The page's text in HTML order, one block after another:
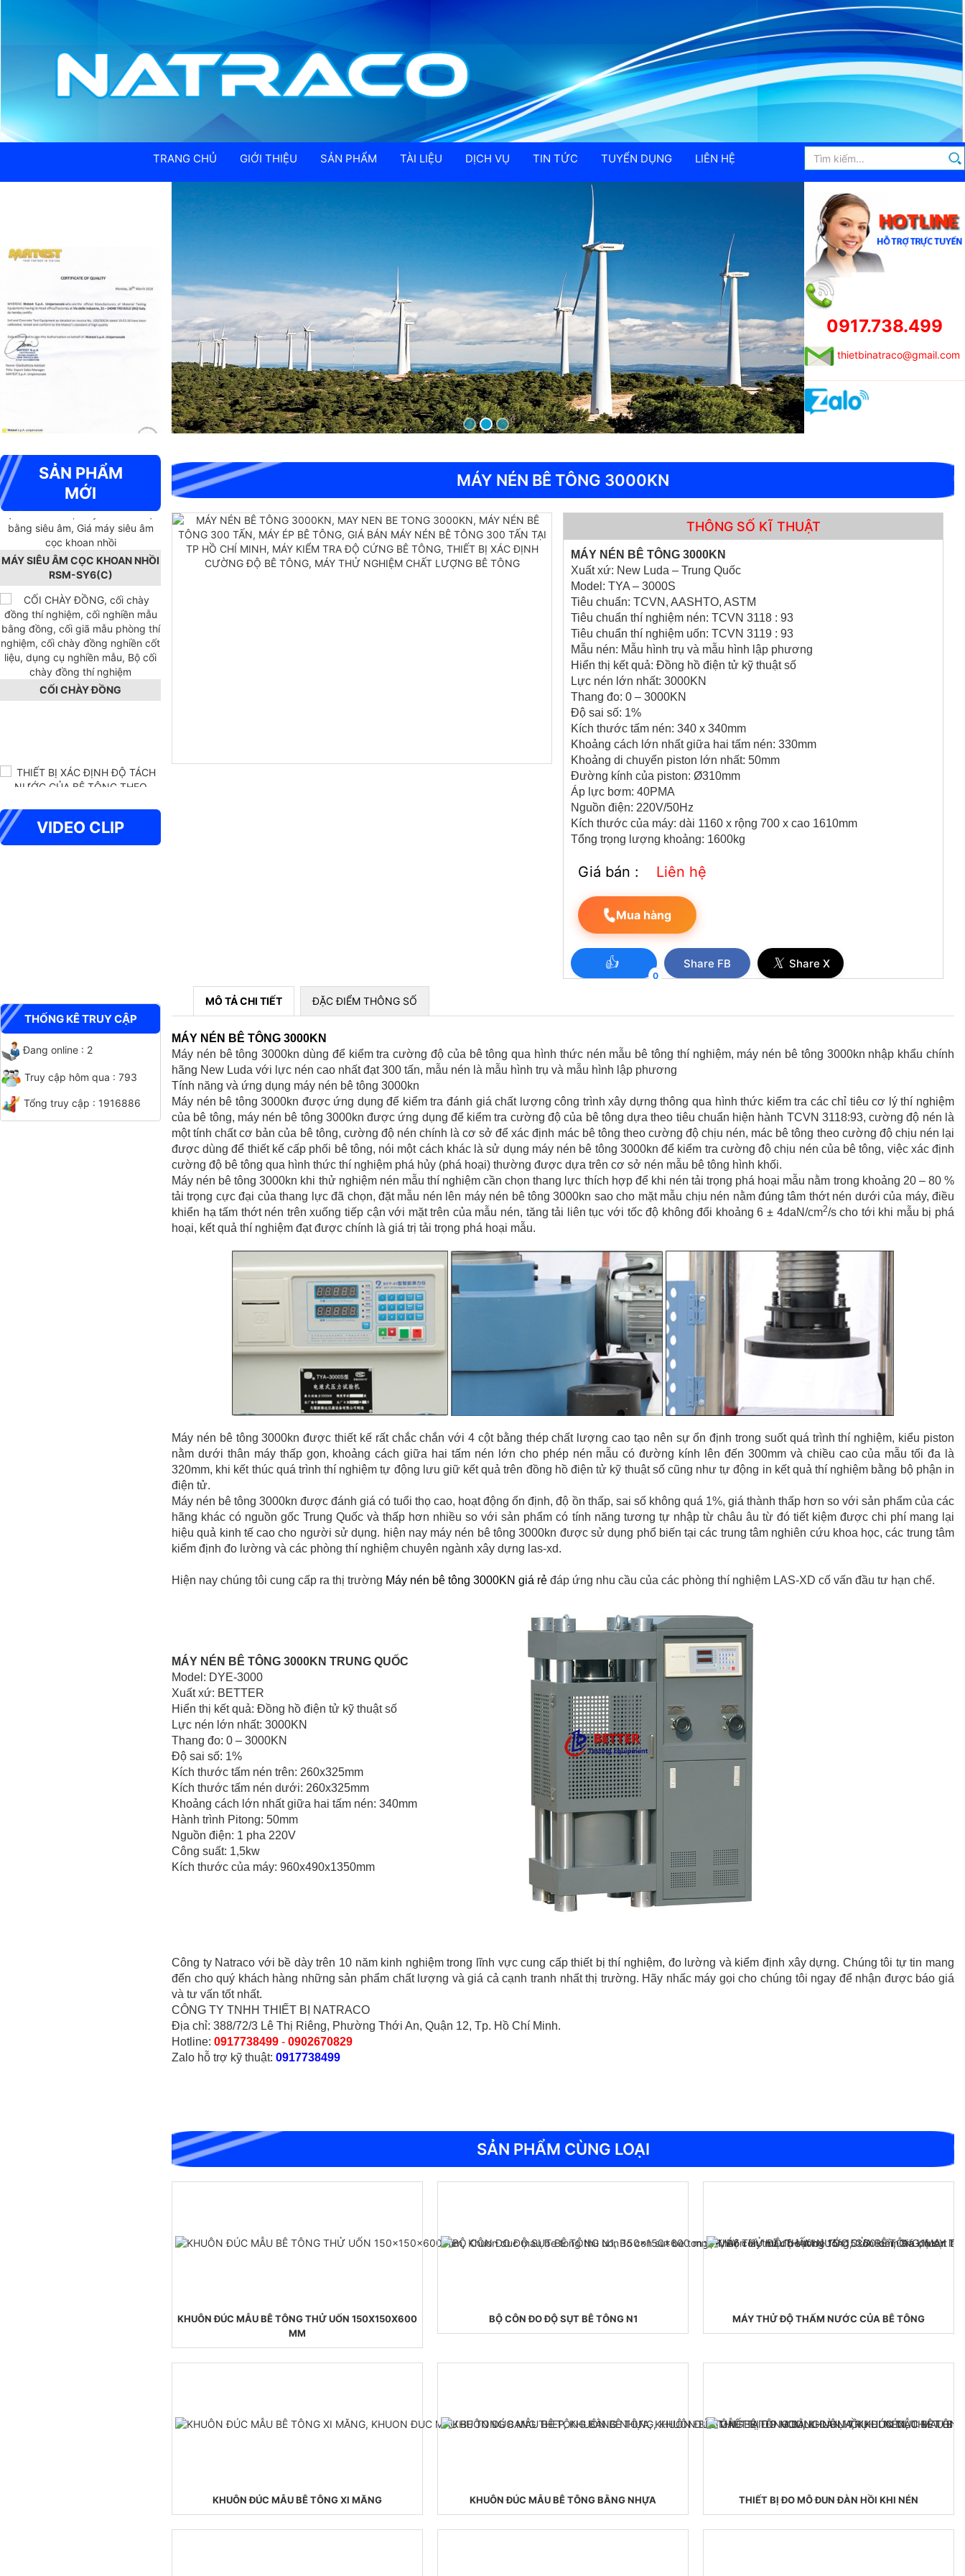
TRANG CHỦ GIỚI THIỆU SẢN PHẨM TÀI LIỆU DỊCH VỤ TIN TỨC TUYỂN DỤNG LIÊN HỆ
0917.738.499
thietbinatraco@gmail.com
SẢN PHẨM
MỚI
MÁY SIÊU ÂM CỌC KHOAN NHỒI
RSM-SY6(C)
CỐI CHÀY ĐỒNG
BỘ XUYÊN ĐỘNG DCP HIỆN
TRƯỜNG
VIDEO CLIP
THỐNG KÊ TRUY CẬP
Đang online : 2
Truy cập hôm qua : 793
Tổng truy cập : 1916886
MÁY NÉN BÊ TÔNG 3000KN
THÔNG SỐ KĨ THUẬT
MÁY NÉN BÊ TÔNG 3000KN
Xuất xứ: New Luda – Trung Quốc
Model: TYA – 3000S
Tiêu chuẩn: TCVN, AASHTO, ASTM
Tiêu chuẩn thí nghiệm nén: TCVN 3118 : 93
Tiêu chuẩn thí nghiệm uốn: TCVN 3119 : 93
Mẫu nén: Mẫu hình trụ và mẫu hình lập phương
Hiển thị kết quả: Đồng hồ điện tử kỹ thuật số
Lực nén lớn nhất: 3000KN
Thang đo: 0 – 3000KN
Độ sai số: 1%
Kích thước tấm nén: 340 x 340mm
Khoảng cách lớn nhất giữa hai tấm nén: 330mm
Khoảng di chuyển piston lớn nhất: 50mm
Đường kính của piston: Ø310mm
Áp lực bơm: 40PMA
Nguồn điện: 220V/50Hz
Kích thước của máy: dài 1160 x rộng 700 x cao 1610mm
Tổng trọng lượng khoảng: 1600kg
Giá bán : Liên hệ
Mua hàng
👍
0
Share FB 𝕏 Share X
MÔ TẢ CHI TIẾT ĐẶC ĐIỂM THÔNG SỐ
MÁY NÉN BÊ TÔNG 3000KN
Máy nén bê tông 3000kn dùng để kiểm tra cường độ của bê tông qua hình thức nén mẫu bê tông thí nghiệm, máy nén bê tông 3000kn nhập khẩu chính
hãng New Luda với lực nén cao nhất đạt 300 tấn, mẫu nén là mẫu hình trụ và mẫu hình lập phương
Tính năng và ứng dụng máy nén bê tông 3000kn
Máy nén bê tông 3000kn được ứng dụng để kiểm tra đánh giá chất lượng công trình xây dựng thông qua hình thức kiểm tra các chỉ tiêu cơ l‎ý thí nghiệm
của bê tông, máy nén bê tông 3000kn được ứng dụng để kiểm tra cường độ của bê tông dựa theo tiêu chuẩn hiện hành TCVN 3118:93, cường độ nén là
một tính chất cơ bản của bê tông, cường độ nén chính là cơ sở để xác định mác bê tông theo cường độ chịu nén, mác bê tông theo cường độ chịu nén lại
được dùng để thiết kế cấp phối bê tông, nói một cách khác là sử dụng máy nén bê tông 3000kn để kiểm tra cường độ chịu nén của bê tông, việc xác định
cường độ bê tông qua hình thức thí nghiệm phá hủy (phá hoại) thường được dựa trên cơ sở nén mẫu bê tông hình khối.
Máy nén bê tông 3000kn khi thử nghiệm nén mẫu thí nghiệm cần chọn thang lực thích hợp để khi nén tải trọng phá hoại mẫu nằm trong khoảng 20 – 80 %
tải trọng cực đại của thang lực đã chọn, đặt mẫu nén lên máy nén bê tông 3000kn sao cho mặt mẫu chịu nén nằm đúng tâm thớt nén dưới của máy, điều
khiển hạ tấm thớt nén trên xuống tiếp cận với mặt trên của mẫu nén, tăng tải liên tục với tốc độ không đổi khoảng 6 ± 4daN/cm2/s cho tới khi mẫu bị phá
hoại, kết quả thí nghiệm đạt được chính là giá trị tải trọng phá hoại mẫu.
Máy nén bê tông 3000kn được thiết kế rất chắc chắn với 4 cột bằng thép chất lượng cao tạo nên sự ổn định trong suốt quá trình thí nghiệm, kiểu piston
nằm dưới thân máy thấp gọn, khoảng cách giữa hai tấm nén lớn cho phép nén mẫu có đường kính lên đến 300mm và chiều cao của mẫu tối đa là
320mm, khi kết thúc quá trình thí nghiệm tự động lưu giữ kết quả trên đồng hồ điện tử kỹ thuật số cũng như tự động in kết quả thí nghiệm bằng bộ phận in
điện tử.
Máy nén bê tông 3000kn được đánh giá có tuổi thọ cao, hoạt động ổn định, độ ồn thấp, sai số không quá 1%, giá thành thấp hơn so với sản phẩm của các
hãng khác có nguồn gốc Trung Quốc và thấp hơn nhiều so với sản phẩm có tính năng tương tự nhập từ châu âu từ đó tiết kiệm được chi phí mang lại
hiệu quả kinh tế cao cho người sử dụng. hiện nay máy nén bê tông 3000kn được sử dụng phổ biến tại các trung tâm nghiên cứu khoa học, các trung tâm
kiểm định đo lường và các phòng thí nghiệm chuyên ngành xây dựng las-xd.
Hiện nay chúng tôi cung cấp ra thị trường Máy nén bê tông 3000KN giá rẻ đáp ứng nhu cầu của các phòng thí nghiệm LAS-XD cố vấn đầu tư hạn chế.
MÁY NÉN BÊ TÔNG 3000KN TRUNG QUỐC
Model: DYE-3000
Xuất xứ: BETTER
Hiển thị kết quả: Đồng hồ điện tử kỹ thuật số
Lực nén lớn nhất: 3000KN
Thang đo: 0 – 3000KN
Độ sai số: 1%
Kích thước tấm nén trên: 260x325mm
Kích thước tấm nén dưới: 260x325mm
Khoảng cách lớn nhất giữa hai tấm nén: 340mm
Hành trình Pitong: 50mm
Nguồn điện: 1 pha 220V
Công suất: 1,5kw
Kích thước của máy: 960x490x1350mm
Công ty Natraco với bề dày trên 10 năm kinh nghiệm trong lĩnh vực cung cấp thiết bị thí nghiệm, đo lường và kiểm định xây dựng. Chúng tôi tự tin mang
đến cho quý khách hàng những sản phẩm chất lượng và giá cả cạnh tranh nhất thị trường. Hãy nhấc máy gọi cho chúng tôi ngay để nhận được báo giá
và tư vấn tốt nhất.
CÔNG TY TNHH THIẾT BỊ NATRACO
Địa chỉ: 388/72/3 Lê Thị Riêng, Phường Thới An, Quận 12, Tp. Hồ Chí Minh.
Hotline: 0917738499 - 0902670829
Zalo hỗ trợ kỹ thuật: 0917738499
SẢN PHẨM CÙNG LOẠI
KHUÔN ĐÚC MẪU BÊ TÔNG THỬ UỐN 150X150X600
MM
BỘ CÔN ĐO ĐỘ SỤT BÊ TÔNG N1 MÁY THỬ ĐỘ THẤM NƯỚC CỦA BÊ TÔNG
KHUÔN ĐÚC MẪU BÊ TÔNG XI MĂNG KHUÔN ĐÚC MẪU BÊ TÔNG BẰNG NHỰA THIẾT BỊ ĐO MÔ ĐUN ĐÀN HỒI KHI NÉN